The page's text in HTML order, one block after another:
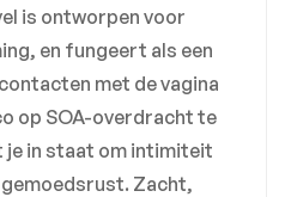
is ontworpen voor
en fungeert als een
met de vagina
op SOA-overdracht te
in staat om intimiteit
Zacht,